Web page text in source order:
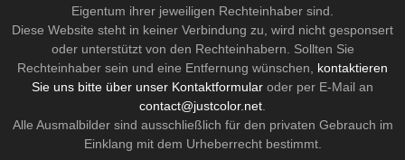
Eigentum ihrer jeweiligen Rechteinhaber sind.
Diese Website steht in keiner Verbindung zu, wird nicht gesponsert
oder unterstützt von den Rechteinhabern. Sollten Sie
Rechteinhaber sein und eine Entfernung wünschen, kontaktieren
Sie uns bitte über unser Kontaktformular oder per E-Mail an
contact@justcolor.net
Alle Ausmalbilder sind ausschließlich für den privaten Gebrauch im
Einklang mit dem Urheberrecht bestimmt.